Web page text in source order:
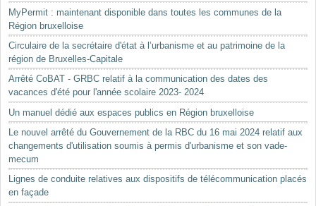
MyPermit : maintenant disponible dans toutes les communes de la
Région bruxelloise
Circulaire de la secrétaire d'état à l’urbanisme et au patrimoine de la
région de Bruxelles-Capitale
Arrêté CoBAT - GRBC relatif à la communication des dates des
vacances d'été pour l'année scolaire 2023- 2024
Un manuel dédié aux espaces publics en Région bruxelloise
Le nouvel arrêté du Gouvernement de la RBC du 16 mai 2024 relatif aux
changements d'utilisation soumis à permis d'urbanisme et son vade-
mecum
Lignes de conduite relatives aux dispositifs de télécommunication placés
en façade